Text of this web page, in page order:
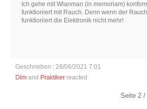
Ich gehe mit Wlanman (in memoriam)
funktioniert mit Rauch. Denn wenn der
funktioniert die Elektronik nicht mehr!
Geschrieben : 28/06/2021 7:01
Dim and Praktiker reacted
Seite 2 /